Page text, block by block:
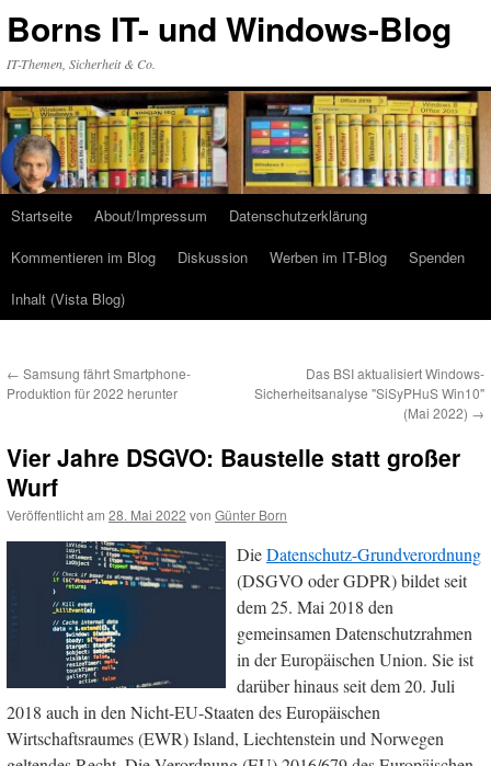
Inhalt
Borns IT- und Windows-Blog
IT-Themen, Sicherheit & Co.
Startseite About/Impressum
Datenschutzerklärung
Kommentieren im Blog
Diskussion Werben im IT-Blog
Spenden
Inhalt (Vista Blog)
← Samsung fährt Smartphone-
Produktion für 2022 herunter
Das BSI aktualisiert Windows-
Sicherheitsanalyse "SiSyPHuS Win10"
(Mai 2022) →
Vier Jahre DSGVO: Baustelle statt großer
Wurf
Veröffentlicht am 28. Mai 2022 von Günter Born
DieDatenschutz-Grundverordnung
(DSGVO oder GDPR) bildet seit
dem 25. Mai 2018 den
gemeinsamen Datenschutzrahmen
in der Europäischen Union. Sie ist
darüber hinaus seit dem 20. Juli
2018 auch in den Nicht-EU-Staaten des Europäischen
Wirtschaftsraumes (EWR) Island, Liechtenstein und Norwegen